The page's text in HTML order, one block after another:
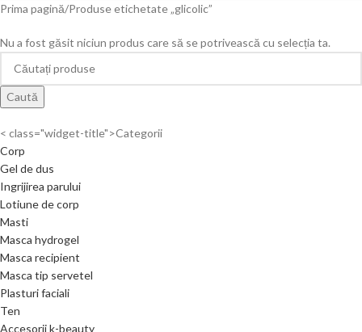
Prima pagină Produse etichetate „glicolic”
Nu a fost găsit niciun produs care să se potrivească cu selecția ta.
Caută
< class="widget-title">Categorii
Corp
Gel de dus
Ingrijirea parului
Lotiune de corp
Masti
Masca hydrogel
Masca recipient
Masca tip servetel
Plasturi faciali
Ten
Accesorii k-beauty